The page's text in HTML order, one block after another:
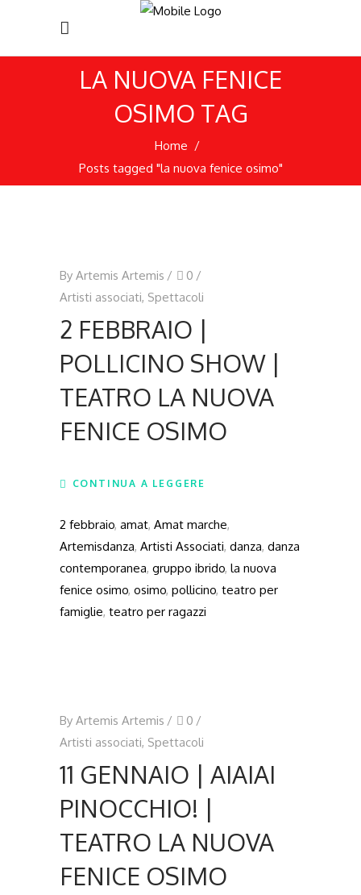
LA NUOVA FENICE
OSIMO TAG
Home /
Posts tagged "la nuova fenice osimo"
By Artemis Artemis
0
Artisti associati, Spettacoli
2 FEBBRAIO |
POLLICINO SHOW |
TEATRO LA NUOVA
FENICE OSIMO
CONTINUA A LEGGERE
2 febbraio, amat, Amat marche,
Artemisdanza, Artisti Associati, danza, danza
contemporanea, gruppo ibrido, la nuova
fenice osimo, osimo, pollicino, teatro per
famiglie, teatro per ragazzi
By Artemis Artemis
0
Artisti associati, Spettacoli
11 GENNAIO | AIAIAI
PINOCCHIO! |
TEATRO LA NUOVA
FENICE OSIMO